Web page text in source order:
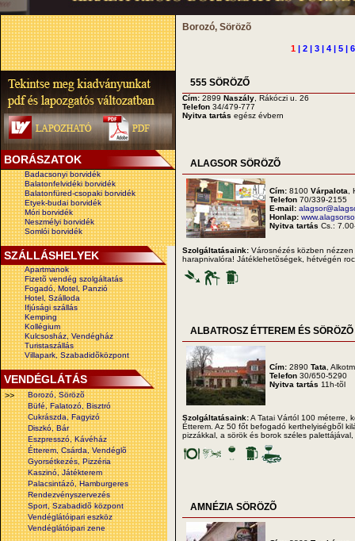
BORÁSZATOK
Badacsonyi borvidék
Balatonfelvidéki borvidék
Balatonfüred-csopaki borvidék
Etyek-budai borvidék
Móri borvidék
Neszmélyi borvidék
Somlói borvidék
SZÁLLÁSHELYEK
Apartmanok
Fizetõ vendég szolgáltatás
Fogadó, Motel, Panzió
Hotel, Szálloda
Ifjúsági szállás
Kemping
Kollégium
Kulcsosház, Vendégház
Turistaszállás
Villapark, Szabadidõközpont
VENDÉGLÁTÁS
>>
Borozó, Sörözõ
Büfé, Falatozó, Bisztró
Cukrászda, Fagyizó
Diszkó, Bár
Eszpresszó, Kávéház
Étterem, Csárda, Vendéglõ
Gyorsétkezés, Pizzéria
Kaszinó, Játékterem
Palacsintázó, Hamburgeres
Rendezvényszervezés
Sport, Szabadidõ központ
Vendéglátóipari eszköz
Vendéglátóipari zene
Borozó, Sörözõ
1 2 3 4 5 6
555 SÖRÖZŐ
Cím: 2899 Naszály, Rákóczi u. 26
Telefon 34/479-777
Nyitva tartás egész évbern
ALAGSOR SÖRÖZÕ
Cím: 8100 Várpalota,
Telefon 70/339-2155
E-mail:
Honlap:
Nyitva tartás Cs.:
Szolgáltatásaink: Városnézés közben
harapnivalóra! Játéklehetõségek, hétvégén
ALBATROSZ ÉTTEREM ÉS SÖRÖZÕ
Cím: 2890 Tata,
Telefon 30/650-5290
Nyitva tartás 11h-tõl
Szolgáltatásaink:A Tatai Vártól 100 méterre,
Étterem. Az 50 főt befogadó kerthelyiségből
pizzákkal, a sörök és borok széles
AMNÉZIA SÖRÖZÕ